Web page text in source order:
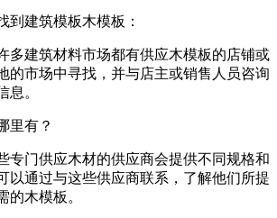
到建筑模板木模板：
多建筑材料市场都有供应木模板的店铺或
的市场中寻找，并与店主或销售人员咨询
息。
专门供应木材的供应商会提供不同规格和
以通过与这些供应商联系，了解他们所提
的木模板。